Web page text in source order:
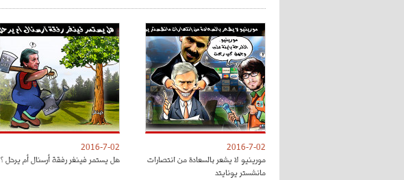
2016-7-02
مورينيو لا يشعر بالسعادة من انتصارات
مانشستر يونايتد
2016-7-02
هل يستمر فينغر رفقة أرسنال أم يرحل ؟